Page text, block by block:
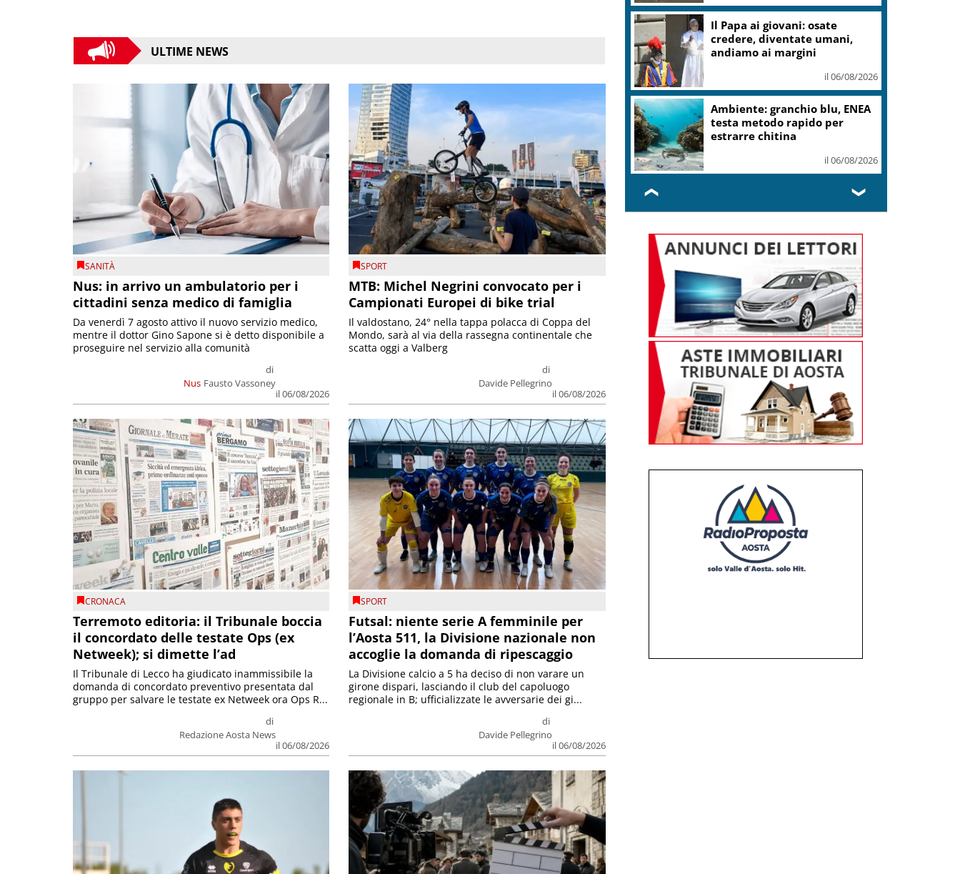
ULTIME NEWS
SANITÀ
Nus: in arrivo un ambulatorio per i
cittadini senza medico di famiglia
Nus
di
Fausto Vassoney
il 06/08/2026
Da venerdì 7 agosto attivo il nuovo servizio medico,
mentre il dottor Gino Sapone si è detto disponibile a
proseguire nel servizio alla comunità
SPORT
MTB: Michel Negrini convocato per i
Campionati Europei di bike trial
di
Davide Pellegrino
il 06/08/2026
Il valdostano, 24° nella tappa polacca di Coppa del
Mondo, sarà al via della rassegna continentale che
scatta oggi a Valberg
CRONACA
Terremoto editoria: il Tribunale boccia
il concordato delle testate Ops (ex
Netweek); si dimette l’ad
di
Redazione Aosta News
il 06/08/2026
Il Tribunale di Lecco ha giudicato inammissibile la
domanda di concordato preventivo presentata dal
gruppo per salvare le testate ex Netweek ora Ops R...
SPORT
Futsal: niente serie A femminile per
l’Aosta 511, la Divisione nazionale non
accoglie la domanda di ripescaggio
di
Davide Pellegrino
il 06/08/2026
La Divisione calcio a 5 ha deciso di non varare un
girone dispari, lasciando il club del capoluogo
regionale in B; ufficializzate le avversarie dei gi...
Francesco Guccini, la voce
d’autore che raccontò l’Italia
Cnr: Nuovo modello di IA
stima il volume dei ghiacciai
del pianeta
il 06/08/2026
❮ ❯